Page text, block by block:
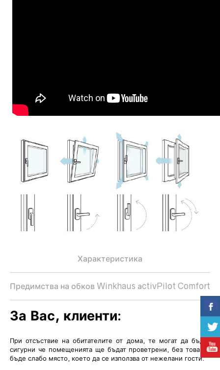
Характеристика
Предимства на обков Winkhaus аctivPilot Comfort
За Вас, клиенти:
При отсъствие на обитателите от дома, те могат да бъдат
сигурни че помещенията ще бъдат проветрени, без това да
бъде слабо място, което да се използва от нежелани гости.